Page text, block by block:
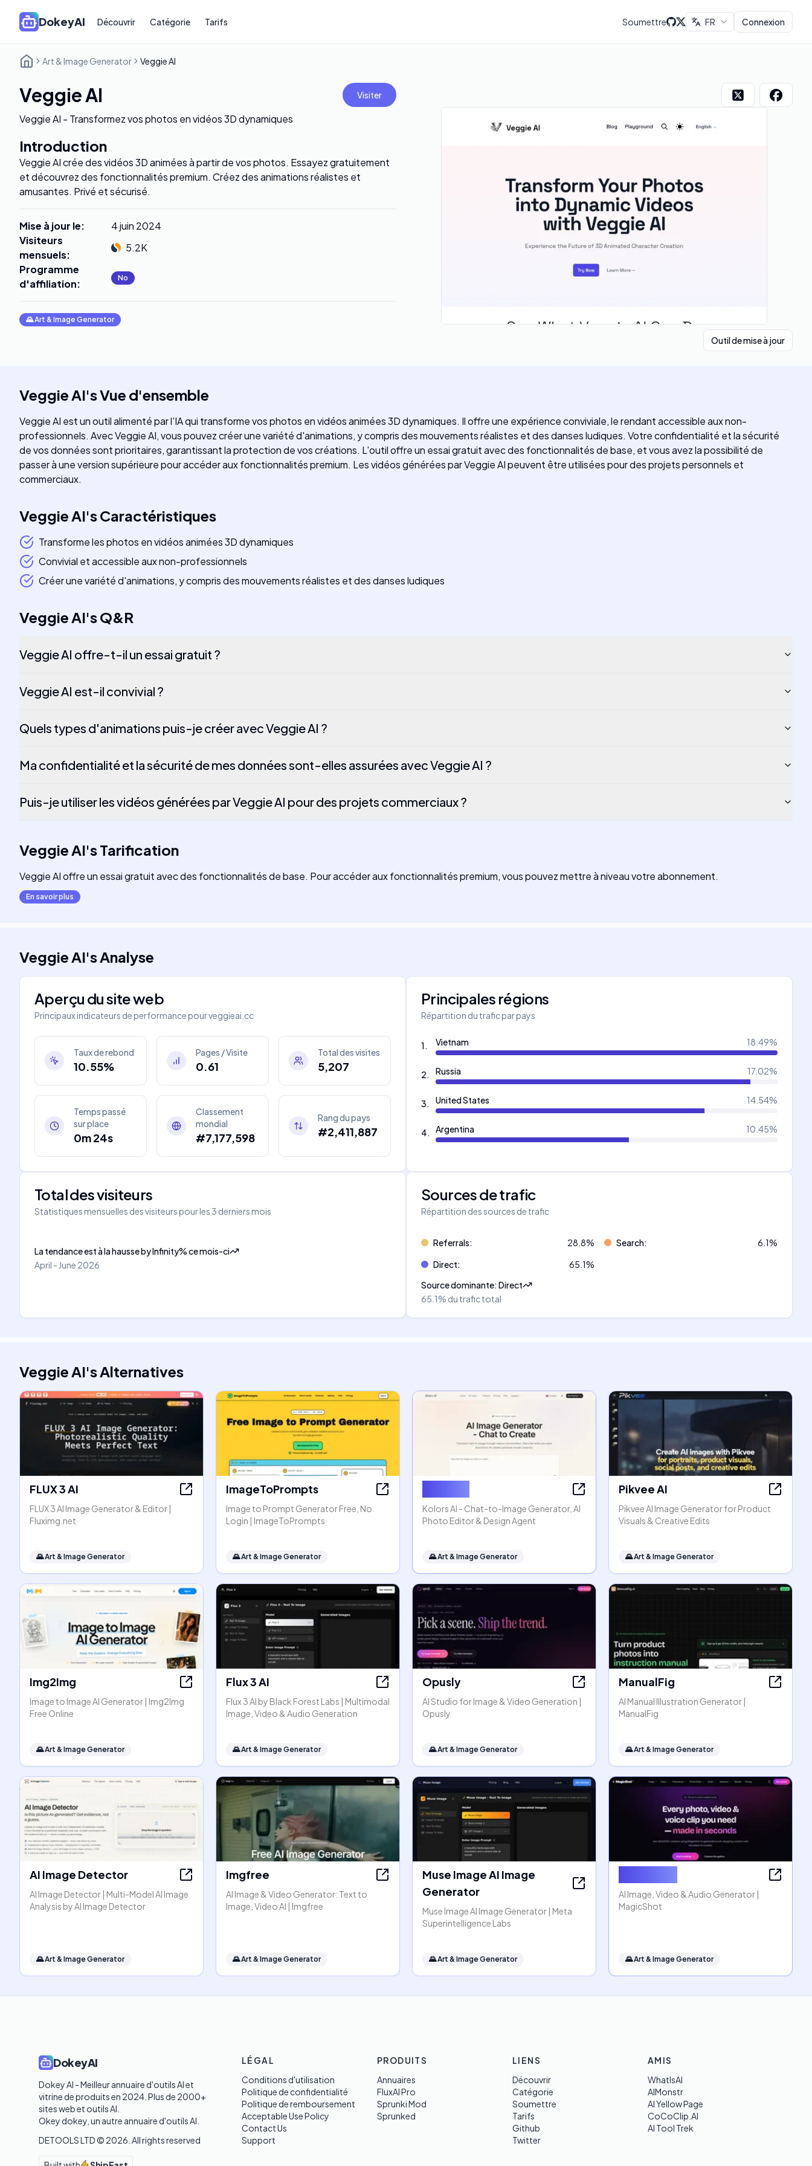
DokeyAI Découvrir Catégorie Tarifs Soumettre FR Connexion
Art & Image Generator Veggie AI
Veggie AI Visiter
Veggie AI - Transformez vos photos en vidéos 3D dynamiques
Introduction
Veggie AI crée des vidéos 3D animées à partir de vos photos. Essayez gratuitement
et découvrez des fonctionnalités premium. Créez des animations réalistes et
amusantes. Privé et sécurisé.
Mise à jour le:
4 juin 2024
Visiteurs
mensuels:
5.2K
Programme
d'affiliation: No
🌄Art & Image Generator
Outil de mise à jour
Veggie AI'sVue d'ensemble
Veggie AI est un outil alimenté par l'IA qui transforme vos photos en vidéos animées 3D dynamiques. Il offre une expérience conviviale, le rendant accessible aux non-
professionnels. Avec Veggie AI, vous pouvez créer une variété d'animations, y compris des mouvements réalistes et des danses ludiques. Votre confidentialité et la sécurité
de vos données sont prioritaires, garantissant la protection de vos créations. L'outil offre un essai gratuit avec des fonctionnalités de base, et vous avez la possibilité de
passer à une version supérieure pour accéder aux fonctionnalités premium. Les vidéos générées par Veggie AI peuvent être utilisées pour des projets personnels et
commerciaux.
Veggie AI'sCaractéristiques
Transforme les photos en vidéos animées 3D dynamiques
Convivial et accessible aux non-professionnels
Créer une variété d'animations, y compris des mouvements réalistes et des danses ludiques
Veggie AI'sQ&R
Veggie AI offre-t-il un essai gratuit ?
Veggie AI est-il convivial ?
Quels types d'animations puis-je créer avec Veggie AI ?
Ma confidentialité et la sécurité de mes données sont-elles assurées avec Veggie AI ?
Puis-je utiliser les vidéos générées par Veggie AI pour des projets commerciaux ?
Veggie AI'sTarification
Veggie AI offre un essai gratuit avec des fonctionnalités de base. Pour accéder aux fonctionnalités premium, vous pouvez mettre à niveau votre abonnement.
En savoir plus
Veggie AI'sAnalyse
Aperçu du site web
Principaux indicateurs de performance pourveggieai.cc
Taux de rebond
10.55%
Pages / Visite
0.61
Total des visites
5,207
Temps passé
sur place
0m 24s
Classement
mondial
#7,177,598
Rang du pays
#2,411,887
Principales régions
Répartition du trafic par pays
1. Vietnam 18.49%
2. Russia 17.02%
3. United States 14.54%
4. Argentina 10.45%
Total des visiteurs
Statistiques mensuelles des visiteurs pour les 3 derniers mois
La tendance est à la haussebyInfinity%ce mois-ci
April - June 2026
Sources de trafic
Répartition des sources de trafic
Referrals: 28.8% Search: 6.1%
Direct: 65.1%
Source dominante:Direct
65.1% du trafic total
Veggie AI'sAlternatives
FLUX 3 AI
FLUX 3 AI Image Generator & Editor |
Fluximg.net
🌄Art & Image Generator
ImageToPrompts
Image to Prompt Generator Free, No
Login | ImageToPrompts
🌄Art & Image Generator
Kolors AI - Chat-to-Image Generator, AI
Photo Editor & Design Agent
🌄Art & Image Generator
Pikvee AI
Pikvee AI Image Generator for Product
Visuals & Creative Edits
🌄Art & Image Generator
Img2Img
Image to Image AI Generator | Img2Img
Free Online
🌄Art & Image Generator
Flux 3 AI
Flux 3 AI by Black Forest Labs | Multimodal
Image, Video & Audio Generation
🌄Art & Image Generator
Opusly
AI Studio for Image & Video Generation |
Opusly
🌄Art & Image Generator
ManualFig
AI Manual Illustration Generator |
ManualFig
🌄Art & Image Generator
AI Image Detector
AI Image Detector | Multi-Model AI Image
Analysis by AI Image Detector
🌄Art & Image Generator
Imgfree
AI Image & Video Generator: Text to
Image, Video AI | Imgfree
🌄Art & Image Generator
Muse Image AI Image
Generator
Muse Image AI Image Generator | Meta
Superintelligence Labs
🌄Art & Image Generator
AI Image, Video & Audio Generator |
MagicShot
🌄Art & Image Generator
DokeyAI
Dokey AI - Meilleur annuaire d'outils AI et
vitrine de produits en 2024. Plus de 2000+
sites web et outils AI.
Okey dokey, un autre annuaire d'outils AI.
DETOOLS LTD © 2026 . All rights reserved
LÉGAL
Conditions d'utilisation
Politique de confidentialité
Politique de remboursement
Acceptable Use Policy
Contact Us
Support
PRODUITS
Annuaires
FluxAI Pro
Sprunki Mod
Sprunked
LIENS
Découvrir
Catégorie
Soumettre
Tarifs
Github
Twitter
AMIS
WhatIsAI
AIMonstr
AI Yellow Page
CoCoClip.AI
AI Tool Trek